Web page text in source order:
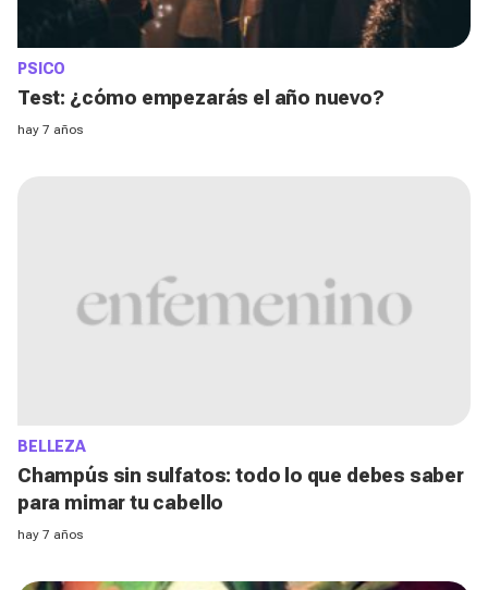
PSICO
Test: ¿cómo empezarás el año nuevo?
hay 7 años
BELLEZA
Champús sin sulfatos: todo lo que debes saber
para mimar tu cabello
hay 7 años